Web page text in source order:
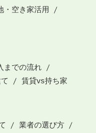
・空き家活用
までの流れ
賃貸vs持ち家
業者の選び方